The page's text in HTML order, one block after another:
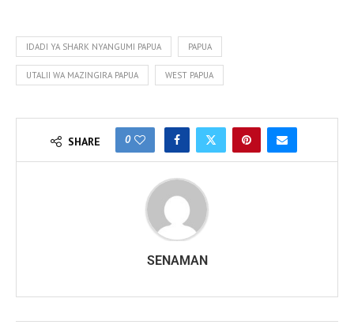
IDADI YA SHARK NYANGUMI PAPUA PAPUA
UTALII WA MAZINGIRA PAPUA WEST PAPUA
SHARE 0
SENAMAN